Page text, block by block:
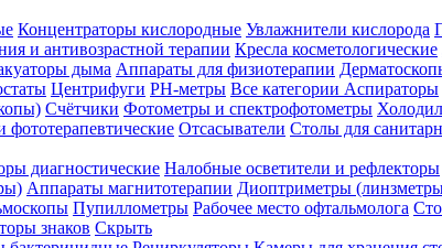
Концентраторы кислородные Увлажнители кислорода
и антивозрастной терапии Кресла косметологические
дыма Аппараты для физиотерапии
Центрифуги PH-метры Все категории Аспираторы
Счётчики Фотометры и спектрофотометры
фототерапевтические Отсасыватели Столы для
диагностические Налобные осветители и рефлекторы
Аппараты магнитотерапии Диоптриметры
Пупиллометры Рабочее место офтальмолога
знаков Скрыть